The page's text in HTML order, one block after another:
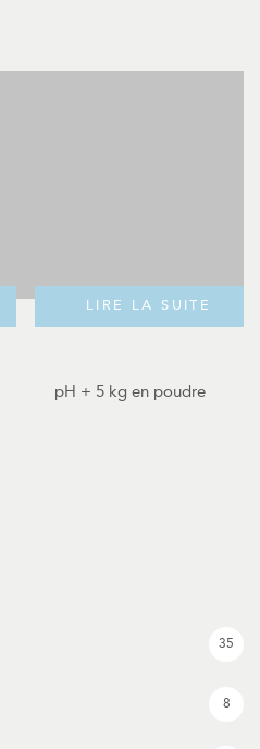
LIRE LA SUITE
pH + 5 kg en poudre
35
8